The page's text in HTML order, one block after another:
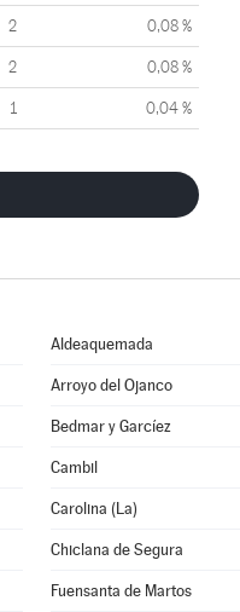
2 0,08 %
2 0,08 %
1 0,04 %
Aldeaquemada
Arroyo del Ojanco
Bedmar y Garcíez
Cambil
Carolina (La)
Chiclana de Segura
Fuensanta de Martos